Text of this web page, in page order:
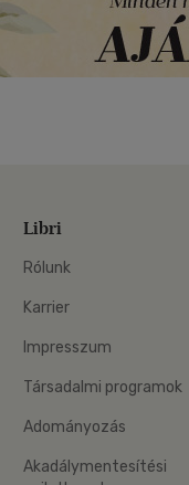
Libri
Rólunk
Karrier
Impresszum
Társadalmi programok
Adományozás
Akadálymentesítési